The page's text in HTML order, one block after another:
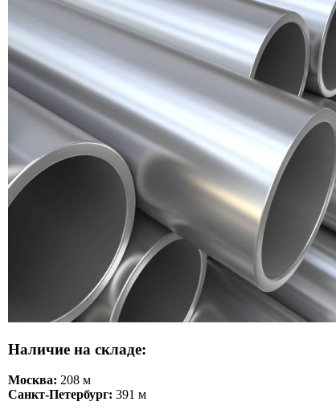
Наличие на складе:
Москва: 208 м
Санкт-Петербург: 391 м